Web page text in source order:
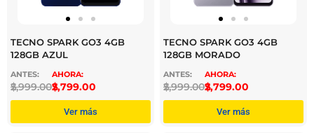
TECNO SPARK GO3 4GB
128GB AZUL
$
2,999.00$
2,799.00
Ver más
TECNO SPARK GO3 4GB
128GB MORADO
$
2,999.00$
2,799.00
Ver más